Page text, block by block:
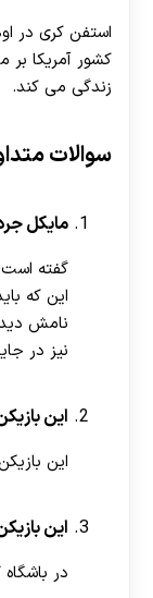
استفن کری در
کشور آمریکا
زندگی می کند.
سوالات
مایکل
گفته
این که
نامش
نیز در
این
این
این
در